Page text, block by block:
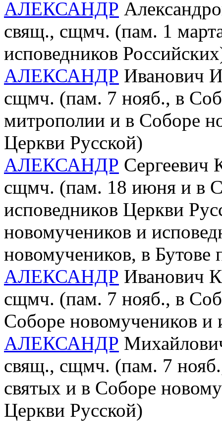
АЛЕКСАНДР
свящ., сщмч. (пам. 1
исповедников
АЛЕКСАНДР Иванович
сщмч. (пам. 7 нояб., в
митрополии и в Соборе
Церкви Русской)
АЛЕКСАНДР Сергеевич
сщмч. (пам. 18 июня и в
исповедников Церкви
новомучеников и
новомучеников, в Бутове
АЛЕКСАНДР Иванович
сщмч. (пам. 7 нояб., в
Соборе новомучеников и
АЛЕКСАНДР
свящ., сщмч. (пам. 7
святых и в Соборе
Церкви Русской)